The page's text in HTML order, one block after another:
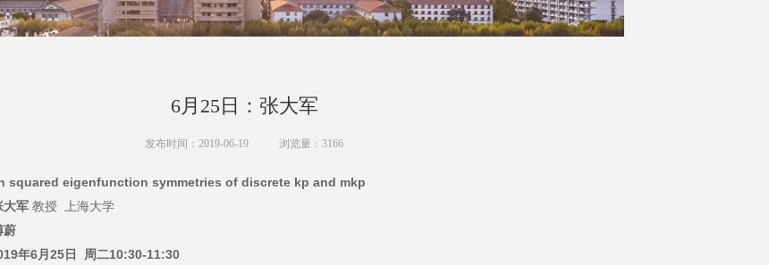
6月25日：张大军
发布时间：2019-06-19 浏览量： 3166
squared eigenfunction symmetries of discrete kp and mkp
军 教授 上海大学
年6月25日 周二10:30-11:30